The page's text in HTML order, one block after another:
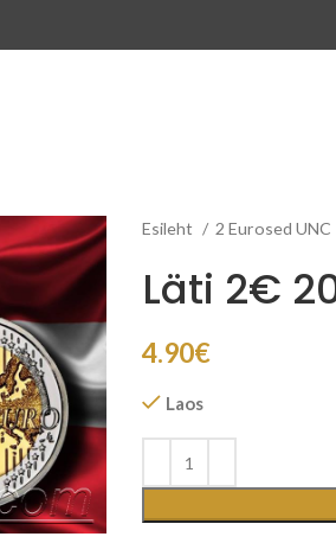
Esileht 2 Eurosed UNC
Läti 2€
4.90€
Laos